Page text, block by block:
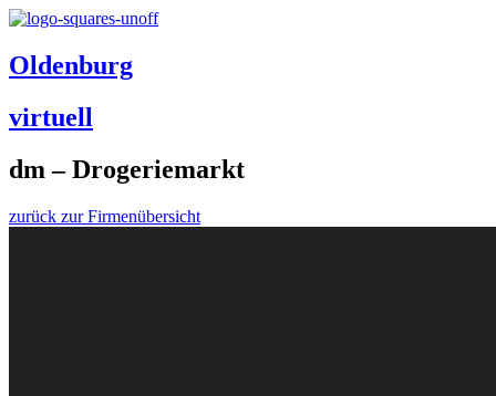
Oldenburg
virtuell
dm – Drogeriemarkt
zurück zur Firmenübersicht